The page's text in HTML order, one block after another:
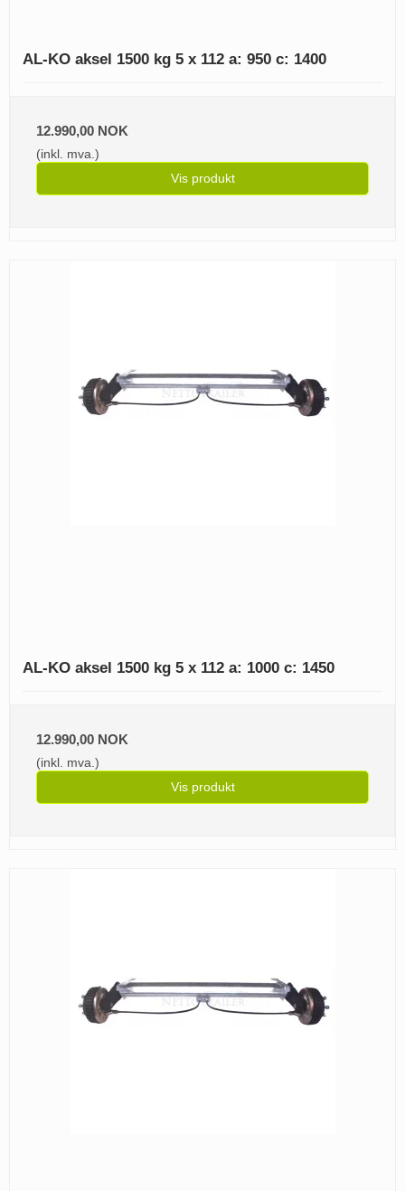
AL-KO aksel 1500 kg 5 x 112 a: 950 c: 1400
12.990,00 NOK
(inkl. mva.)
Vis produkt
AL-KO aksel 1500 kg 5 x 112 a: 1000 c: 1450
12.990,00 NOK
(inkl. mva.)
Vis produkt